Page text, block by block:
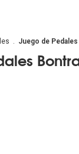
. Juego de